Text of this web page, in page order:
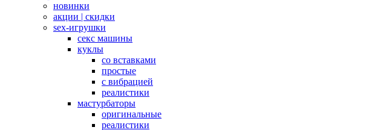
новинки
акции | скидки
sex-игрушки
секс машины
куклы
со вставками
простые
с вибрацией
реалистики
мастурбаторы
оригинальные
реалистики